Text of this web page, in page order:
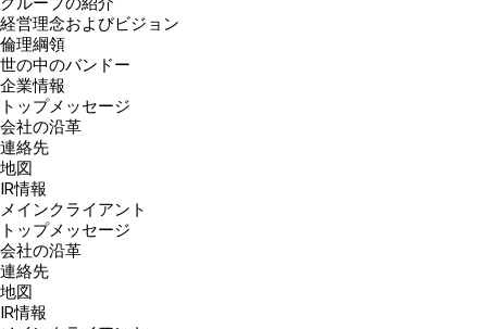
経営理念およびビジョン
倫理綱領
世の中のバンドー
企業情報
トップメッセージ
会社の沿革
連絡先
地図
IR情報
メインクライアント
トップメッセージ
会社の沿革
連絡先
地図
IR情報